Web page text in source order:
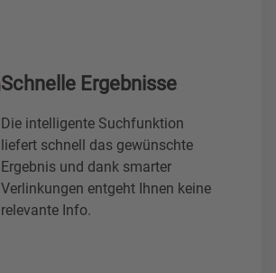
Schnelle Ergebnisse
Die intelligente Suchfunktion
liefert schnell das gewünschte
Ergebnis und dank smarter
Verlinkungen entgeht Ihnen keine
relevante Info.